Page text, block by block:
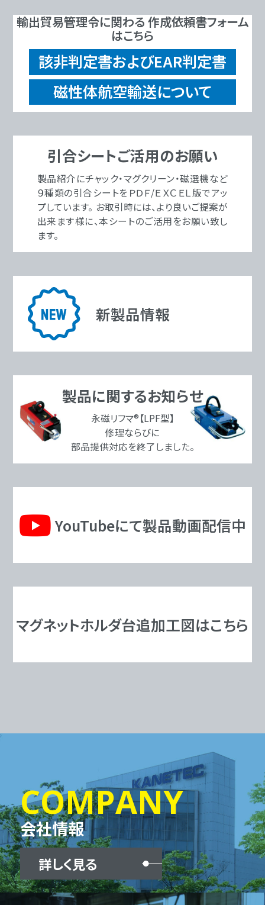
輸出貿易管理令に関わる 作成依頼書フォーム
はこちら
該非判定書およびEAR判定書
磁性体航空輸送について
引合シートご活用のお願い
製品紹介にチャック・マグクリーン・磁選機など
９種類の引合シートをＰＤＦ/ＥＸＣＥＬ版でアッ
プしています。 お取引時には、より良いご提案が
出来ます様に、本シートのご活用をお願い致し
ます。
新製品情報
製品に関するお知らせ
永磁リフマ®【LPF型】
修理ならびに
部品提供対応を終了しました。
YouTubeにて製品動画配信中
マグネットホルダ台追加工図はこちら
COMPANY
会社情報
詳しく見る